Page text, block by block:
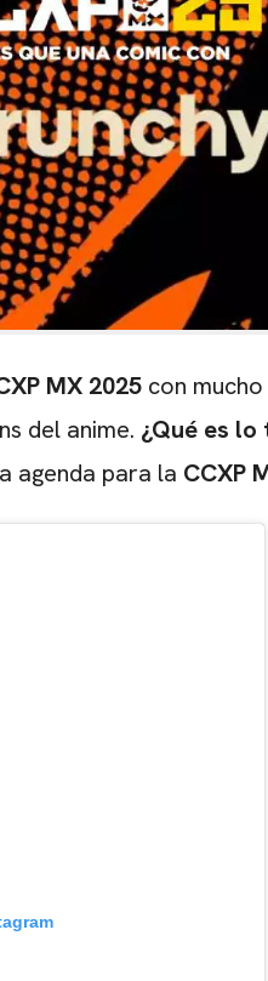
MX 2025 con
del anime. ¿Qué es
agenda para la CCXP